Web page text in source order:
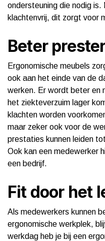
ondersteuning die nodig
klachtenvrij, dit zorgt voor
Beter
Ergonomische meubels
ook aan het einde van de
werken. Er wordt beter en
het ziekteverzuim lager
klachten worden
maar zeker ook voor de
prestaties kunnen leiden
Ook kan een medewerker
een bedrijf.
Fit door het
Als medewerkers kunnen
ergonomische werkplek,
werkdag heb je bij een